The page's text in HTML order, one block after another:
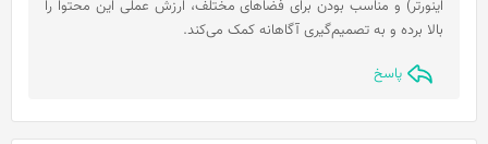
اینورتر) و مناسب بودن برای فضاهای مختلف، ارزش عملی این محتوا را
بالا برده و به تصمیم‌گیری آگاهانه کمک می‌کند.
پاسخ